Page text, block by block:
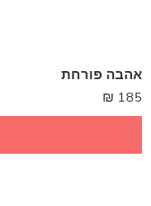
אהבה פורחת
185
₪